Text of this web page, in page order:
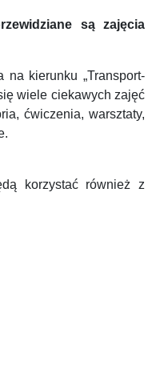
są zajęcia
kierunku „Transport-
wiele ciekawych zajęć
ćwiczenia, warsztaty,
korzystać również z